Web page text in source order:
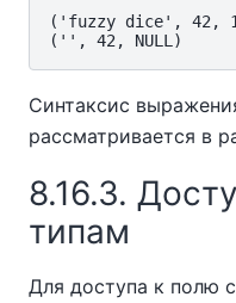
('fuzzy dice', 42,
Синтаксис
рассматривается в
8.16.3.
типам
Для доступа к полю